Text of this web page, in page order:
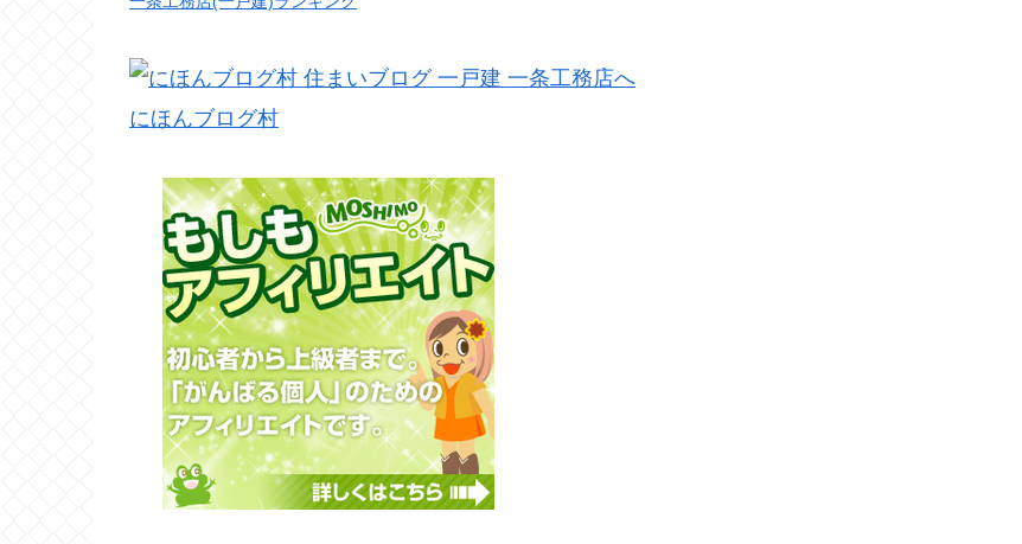
にほんブログ村